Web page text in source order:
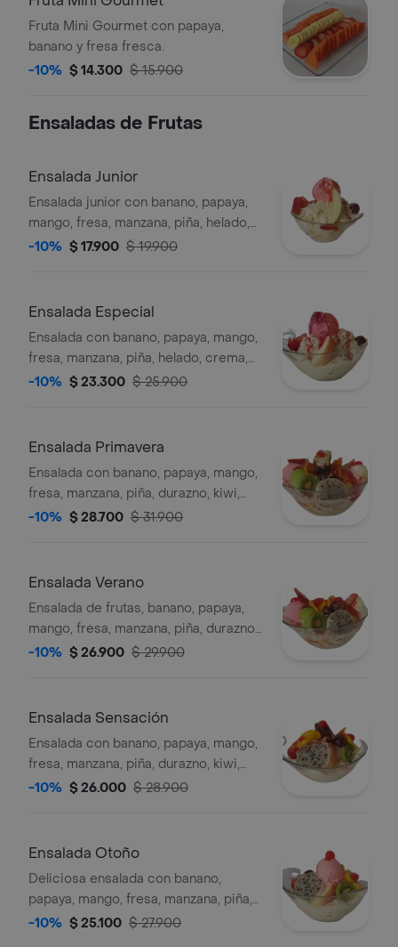
Fruta Mini Gourmet con papaya,
banano y fresa fresca.
-10% $ 14.300 $ 15.900
Ensaladas de Frutas
Ensalada Junior
Ensalada junior con banano, papaya,
mango, fresa, manzana, piña, helado,
crema, queso y galleta artesanal.
-10% $ 17.900 $ 19.900
Ensalada Especial
Ensalada con banano, papaya, mango,
fresa, manzana, piña, helado, crema,
queso y galleta artesanal.
-10% $ 23.300 $ 25.900
Ensalada Primavera
Ensalada con banano, papaya, mango,
fresa, manzana, piña, durazno, kiwi,
pitahaya, helado, crema y queso.
-10% $ 28.700 $ 31.900
Ensalada Verano
Ensalada de frutas, banano, papaya,
mango, fresa, manzana, piña, durazno,
kiwi, pitahaya, 2 helado, crema, queso.
-10% $ 26.900 $ 29.900
Ensalada Sensación
Ensalada con banano, papaya, mango,
fresa, manzana, piña, durazno, kiwi,
pitahaya, platillo, crema, queso y
-10% $ 26.000 $ 28.900
Ensalada Otoño
Deliciosa ensalada con banano,
papaya, mango, fresa, manzana, piña,
durazno, kiwi, pitahaya, helado, crema,
-10% $ 25.100 $ 27.900